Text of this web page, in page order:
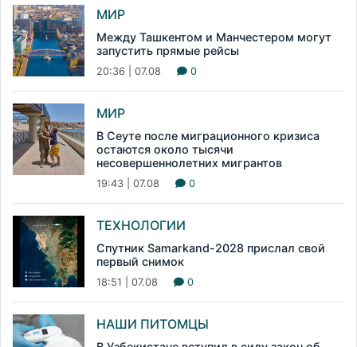
МИР
Между Ташкентом и Манчестером могут
запустить прямые рейсы
20:36 | 07.08 0
МИР
В Сеуте после миграционного кризиса
остаются около тысячи
несовершеннолетних мигрантов
19:43 | 07.08 0
ТЕХНОЛОГИИ
Спутник Samarkand-2028 прислал свой
первый снимок
18:51 | 07.08 0
НАШИ ПИТОМЦЫ